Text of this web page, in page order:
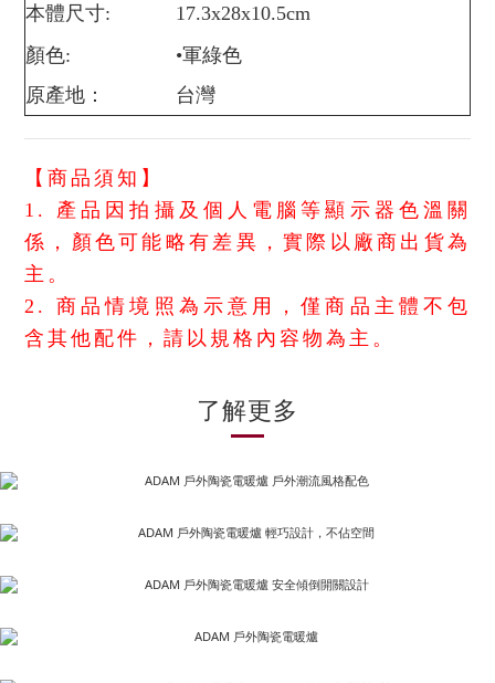
本體尺寸:
17.3x28x10.5cm
顏色:
•軍綠色
原產地：
台灣
【商品須知】
1. 產品因拍攝及個人電腦等顯示器色溫關
係，顏色可能略有差異，實際以廠商出貨為
主。
2. 商品情境照為示意用，僅商品主體不包
含其他配件，請以規格內容物為主。
了解更多